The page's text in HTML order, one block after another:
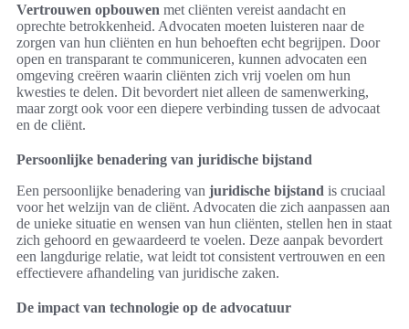
Vertrouwen opbouwen met cliënten vereist aandacht en
oprechte betrokkenheid. Advocaten moeten luisteren naar de
zorgen van hun cliënten en hun behoeften echt begrijpen. Door
open en transparant te communiceren, kunnen advocaten een
omgeving creëren waarin cliënten zich vrij voelen om hun
kwesties te delen. Dit bevordert niet alleen de samenwerking,
maar zorgt ook voor een diepere verbinding tussen de advocaat
en de cliënt.
Persoonlijke benadering van juridische bijstand
Een persoonlijke benadering van juridische bijstand is cruciaal
voor het welzijn van de cliënt. Advocaten die zich aanpassen aan
de unieke situatie en wensen van hun cliënten, stellen hen in staat
zich gehoord en gewaardeerd te voelen. Deze aanpak bevordert
een langdurige relatie, wat leidt tot consistent vertrouwen en een
effectievere afhandeling van juridische zaken.
De impact van technologie op de advocatuur